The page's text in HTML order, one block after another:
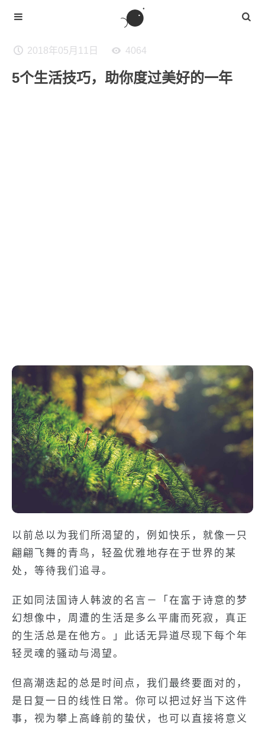
2018年05月11日 4064
5个生活技巧，助你度过美好的一年
以前总以为我们所渴望的，例如快乐，就像一只
翩翩飞舞的青鸟，轻盈优雅地存在于世界的某
处，等待我们追寻。
正如同法国诗人韩波的名言－「在富于诗意的梦
幻想像中，周遭的生活是多么平庸而死寂，真正
的生活总是在他方。」此话无异道尽现下每个年
轻灵魂的骚动与渴望。
但高潮迭起的总是时间点，我们最终要面对的，
是日复一日的线性日常。你可以把过好当下这件
事，视为攀上高峰前的蛰伏，也可以直接将意义